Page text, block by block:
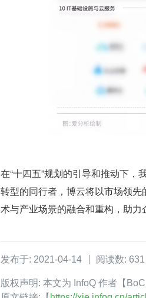
在“十四五”规划的引导和推动下
转型的同行者，博云将以市场领
术与产业场景的融合和重构，助力
发布于: 2021-04-14 阅读数: 631
版权声明: 本文为 InfoQ 作者【